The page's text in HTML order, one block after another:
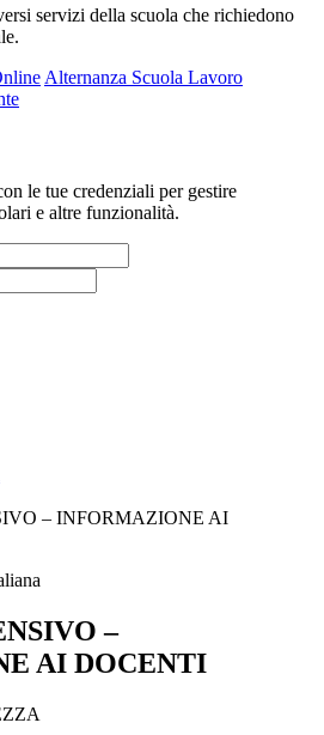
servizi della scuola che richiedono
Alternanza Scuola Lavoro
le tue credenziali per gestire
e altre funzionalità.
– INFORMAZIONE AI
–
AI DOCENTI